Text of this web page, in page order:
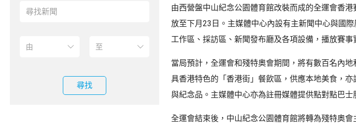
尋找
由西營盤中山紀念公園體育館改裝而成的全運會香
放至下月23日。主媒體中心內設有主新聞中心與國
工作區、採訪區、新聞發布廳及各項設備，播放賽事
當局預計，全運會和殘特奧會期間，將有數百名內
具香港特色的「香港街」餐飲區，供應本地美食，
與紀念品。主媒體中心亦為註冊媒體提供點對點巴士
全運會結束後，中山紀念公園體育館將轉為殘特奧會